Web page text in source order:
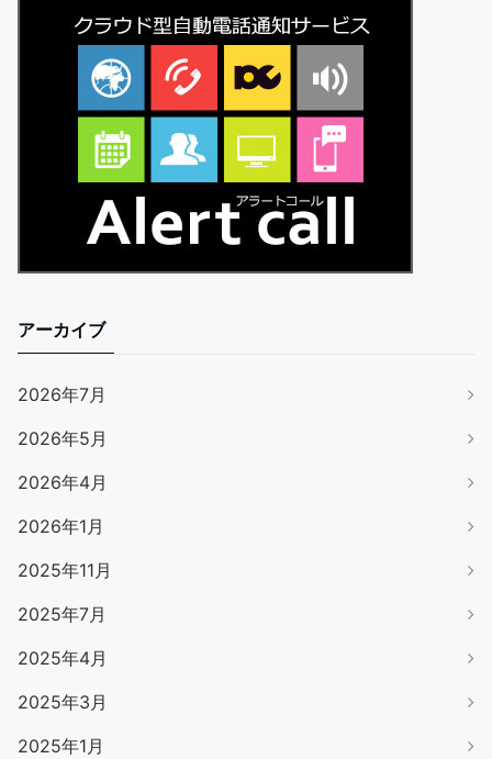
アーカイブ
2026年7月
2026年5月
2026年4月
2026年1月
2025年11月
2025年7月
2025年4月
2025年3月
2025年1月